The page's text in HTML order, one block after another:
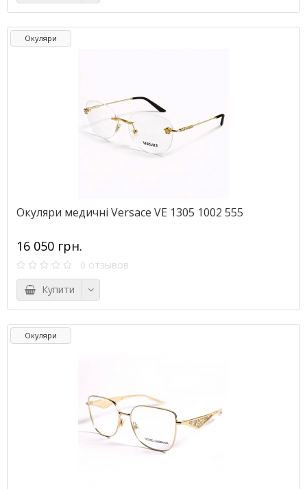
Окуляри
Окуляри медичні Versace VE 1305 1002 555
16 050 грн.
0 отзывов
Купити
Окуляри